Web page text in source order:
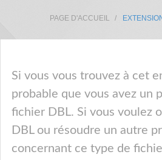
PAGE D'ACCUEIL
Si vous vous trouvez à cet
probable que vous avez un
fichier DBL. Si vous voulez
DBL ou résoudre un autre
concernant ce type de